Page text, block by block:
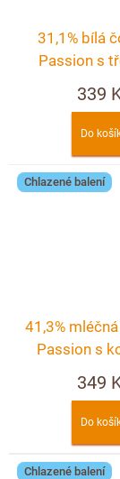
31,1% bílá
Passion s
malinami,
růží
339
Do
Chlazené balení
41,3%
Passion s
pekanovými
349
Do
Chlazené balení